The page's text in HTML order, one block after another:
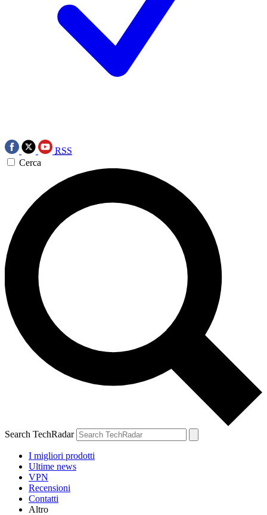
RSS
Cerca
Search TechRadar
I migliori prodotti
Ultime news
VPN
Recensioni
Contatti
Altro